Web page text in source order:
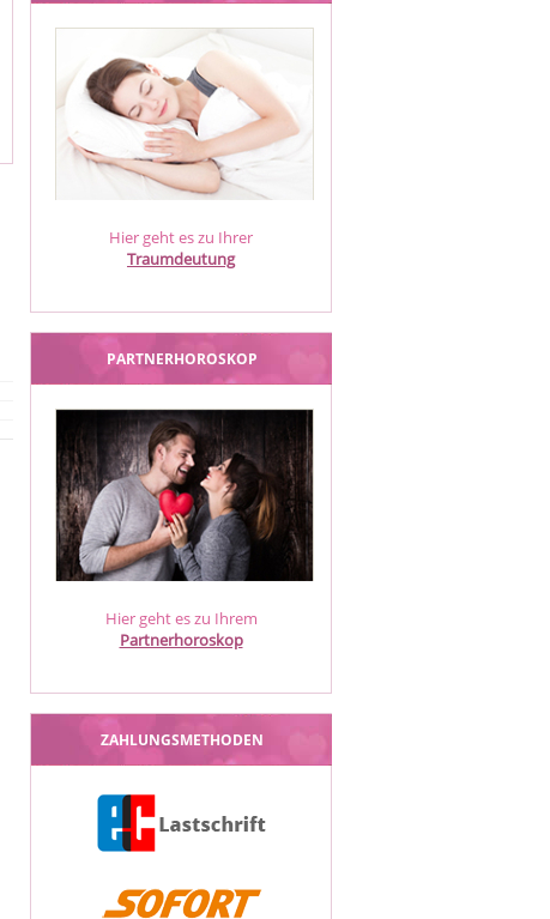
Hier geht es zu Ihrer
Traumdeutung
PARTNERHOROSKOP
Hier geht es zu Ihrem
Partnerhoroskop
ZAHLUNGSMETHODEN